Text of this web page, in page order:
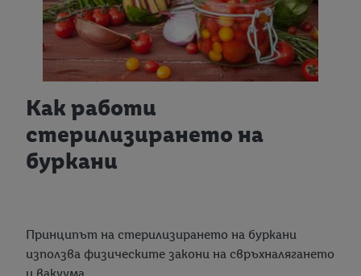
Как работи
стерилизирането на
буркани
Принципът на стерилизирането на буркани
използва физическите закони на свръхналягането